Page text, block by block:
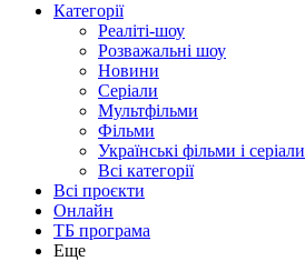
Категорії
Реаліті-шоу
Розважальні шоу
Новини
Серіали
Мультфільми
Фільми
Українські фільми і серіали
Всі категорії
Всі проєкти
Онлайн
ТБ програма
Еще